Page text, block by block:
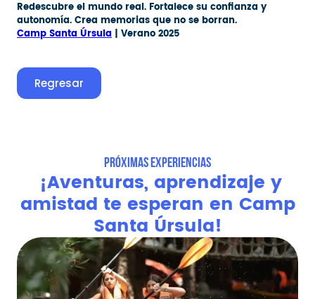
Redescubre el mundo real. Fortalece su confianza y
autonomía. Crea memorias que no se borran.
Camp Santa Úrsula | Verano 2025
Regresar
PRÓXIMAS EXPERIENCIAS
¡Aventuras, aprendizaje y
amistad te esperan en Camp
Santa Úrsula!